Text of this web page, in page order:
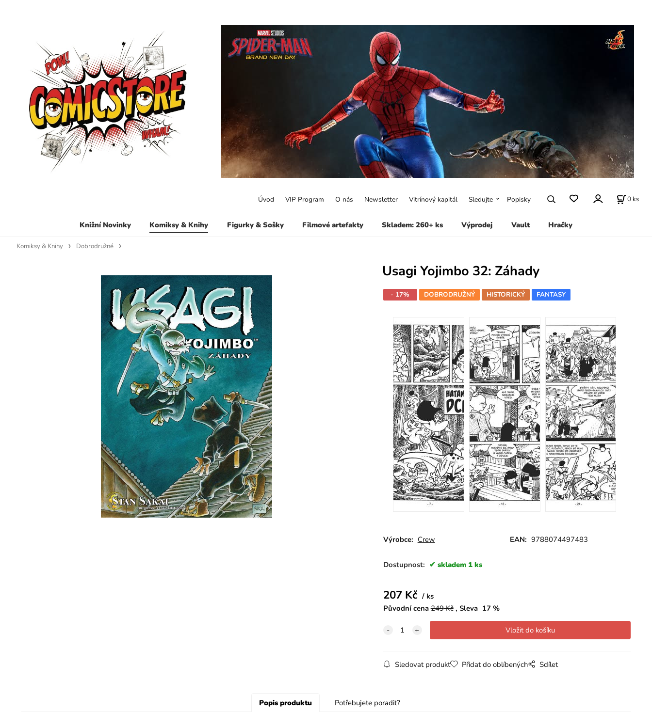
Knižní Novinky Komiksy & Knihy Figurky & Sošky Filmové artefakty Skladem: 260+ ks Výprodej Vault Hračky
Úvod VIP Program O nás Newsletter Vitrínový kapitál Sledujte Popisky 0 ks
Komiksy & Knihy Dobrodružné
Usagi Yojimbo 32: Záhady
- 17% DOBRODRUŽNÝ HISTORICKÝ FANTASY
Výrobce: Crew EAN: 9788074497483
Dostupnost: skladem 1 ks
207Kč
ks
Původní cena 249Kč Sleva 17%
Sledovat produkt Přidat do oblíbených Sdílet
Popis produktu Potřebujete poradit?